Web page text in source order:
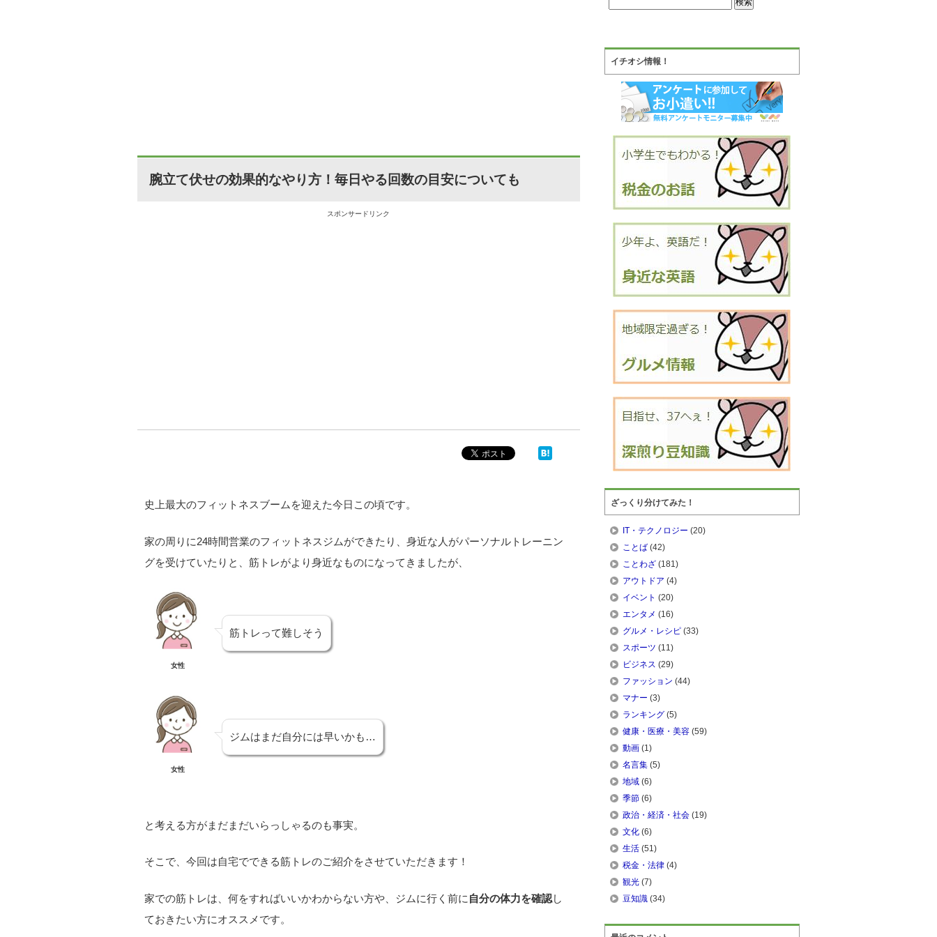
腕立て伏せの効果的なやり方！毎日やる回数の目安についても
スポンサードリンク
史上最大のフィットネスブームを迎えた今日この頃です。
家の周りに24時間営業のフィットネスジムができたり、身近な人がパーソナルトレーニン
グを受けていたりと、筋トレがより身近なものになってきましたが、
女性
筋トレって難しそう
女性
ジムはまだ自分には早いかも…
と考える方がまだまだいらっしゃるのも事実。
そこで、今回は自宅でできる筋トレのご紹介をさせていただきます！
家での筋トレは、何をすればいいかわからない方や、ジムに行く前に 自分の体力を確認し
ておきたい方にオススメです。
イチオシ情報！
ざっくり分けてみた！
IT・テクノロジー (20)
ことば(42)
ことわざ(181)
アウトドア (4)
イベント (20)
エンタメ (16)
グルメ・レシピ(33)
スポーツ (11)
ビジネス (29)
ファッション (44)
マナー (3)
ランキング(5)
健康・医療・美容(59)
動画(1)
名言集(5)
地域(6)
季節(6)
政治・経済・社会(19)
文化(6)
生活(51)
税金・法律(4)
観光(7)
豆知識(34)